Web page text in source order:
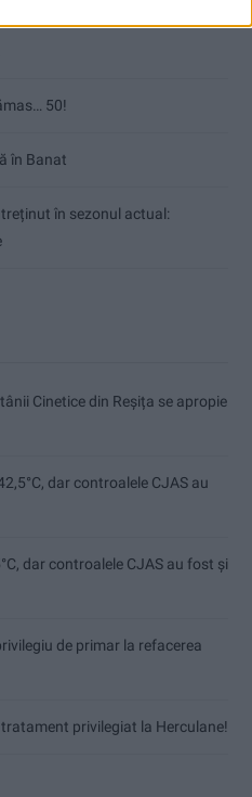
50!
în Banat
în sezonul actual:
Cinetice din Reșița se apropie
dar controalele CJAS au
dar controalele CJAS au fost și
de primar la refacerea
privilegiat la Herculane!